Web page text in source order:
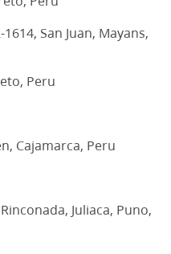
San Juan, Mayans,
Peru
Cajamarca, Peru
Juliaca, Puno,